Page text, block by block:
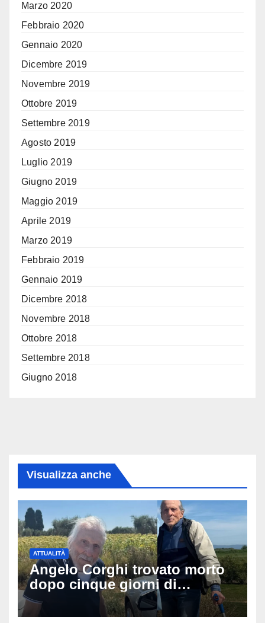
Marzo 2020
Febbraio 2020
Gennaio 2020
Dicembre 2019
Novembre 2019
Ottobre 2019
Settembre 2019
Agosto 2019
Luglio 2019
Giugno 2019
Maggio 2019
Aprile 2019
Marzo 2019
Febbraio 2019
Gennaio 2019
Dicembre 2018
Novembre 2018
Ottobre 2018
Settembre 2018
Giugno 2018
Visualizza anche
ATTUALITÀ
Angelo Corghi trovato morto
dopo cinque giorni di
ricerche: il giallo dell’80enne
scomparso dopo essere